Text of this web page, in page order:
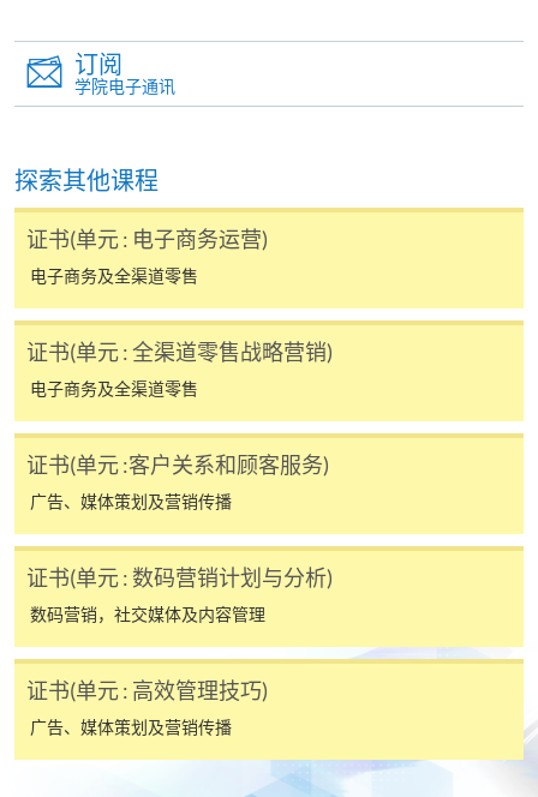
3. VISA / Mastercard
申请人可亲临学院任何一所报名中心，以 VISA 或
Mastercard卡持有人，如报读课程满港币2,000元，可
享有十个月免息分期付款优惠，惟课程申请人必须为
信用卡持有人。详情请向学院报名中心职员查询。
别学历颁授课程提供网上报名/注册服务，申请人可在
网上使用「缴费灵」（不适用於手机）、VISA或
Mastercard缴付有关课程的报名费或学费。除上述支
付方式之外，如就读学历颁授课程设有网上服务，学
员亦可以微信支付（Online WeChat Pay）、支付宝
（Online Alipay）或转数快（FPS）缴付学费，详情请
参阅报名办法 -网上报名服务。
注意事项:
如报读课程将在五个工作天内开课，为免邮递延误报
名程序，建议申请人亲身到学院报名中心报名，并避
订阅
学院电子通讯
探索其他课程
证书(单元 : 电子商务运营)
电子商务及全渠道零售
证书(单元 : 全渠道零售战略营销)
电子商务及全渠道零售
证书(单元 :客户关系和顾客服务)
广告、媒体策划及营销传播
证书(单元 : 数码营销计划与分析)
数码营销，社交媒体及内容管理
证书(单元 : 高效管理技巧)
广告、媒体策划及营销传播